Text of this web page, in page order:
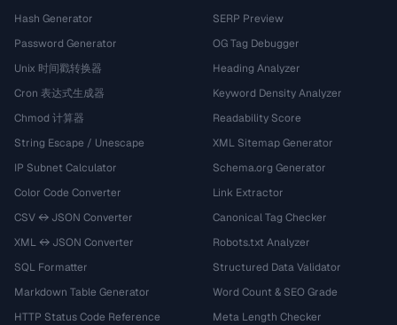
Hash Generator
Password Generator
Unix 时间戳转换器
Cron 表达式生成器
Chmod 计算器
String Escape / Unescape
IP Subnet Calculator
Color Code Converter
CSV ↔ JSON Converter
XML ↔ JSON Converter
SQL Formatter
Markdown Table Generator
HTTP Status Code Reference
SERP Preview
OG Tag Debugger
Heading Analyzer
Keyword Density Analyzer
Readability Score
XML Sitemap Generator
Schema.org Generator
Link Extractor
Canonical Tag Checker
Robots.txt Analyzer
Structured Data Validator
Word Count & SEO Grade
Meta Length Checker